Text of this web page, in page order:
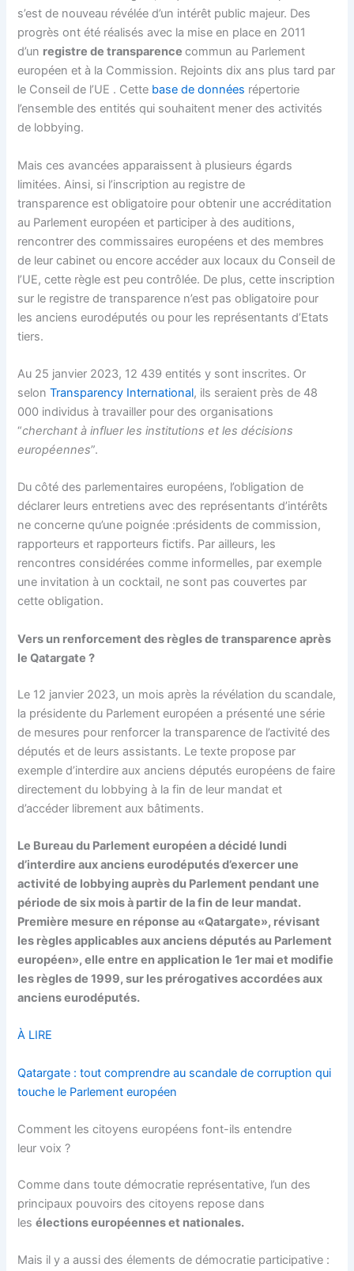
s’est de nouveau révélée d’un intérêt public majeur. Des
progrès ont été réalisés avec la mise en place en 2011
d’un registre de transparencecommun au Parlement
européen et à la Commission. Rejoints dix ans plus tard par
le Conseil de l’UE . Cette base de données répertorie
l’ensemble des entités qui souhaitent mener des activités
de lobbying.
Mais ces avancées apparaissent à plusieurs égards
limitées. Ainsi, si l’inscription au registre de
transparence est obligatoire pour obtenir une accréditation
au Parlement européen et participer à des auditions,
rencontrer des commissaires européens et des membres
de leur cabinet ou encore accéder aux locaux du Conseil de
l’UE, cette règle est peu contrôlée. De plus, cette inscription
sur le registre de transparence n’est pas obligatoire pour
les anciens eurodéputés ou pour les représentants d’Etats
tiers.
Au 25 janvier 2023, 12 439 entités y sont inscrites. Or
selonTransparency International, ils seraient près de 48
000 individus à travailler pour des organisations
“cherchant à influer les institutions et les décisions
européennes”.
Du côté des parlementaires européens, l’obligation de
déclarer leurs entretiens avec des représentants d’intérêts
ne concerne qu’une poignée :présidents de commission,
rapporteurs et rapporteurs fictifs. Par ailleurs, les
rencontres considérées comme informelles, par exemple
une invitation à un cocktail, ne sont pas couvertes par
cette obligation.
Vers un renforcement des règles de transparence après
le Qatargate ?
Le 12 janvier 2023, un mois après la révélation du scandale,
la présidente du Parlement européen a présenté une série
de mesures pour renforcer la transparence de l’activité des
députés et de leurs assistants. Le texte propose par
exemple d’interdire aux anciens députés européens de faire
directement du lobbying à la fin de leur mandat et
d’accéder librement aux bâtiments.
Le Bureau du Parlement européen a décidé lundi
d’interdire aux anciens eurodéputés d’exercer une
activité de lobbying auprès du Parlement pendant une
période de six mois à partir de la fin de leur mandat.
Première mesure en réponse au «Qatargate», révisant
les règles applicables aux anciens députés au Parlement
européen», elle entre en application le 1er mai et modifie
les règles de 1999, sur les prérogatives accordées aux
anciens eurodéputés.
À LIRE
Qatargate : tout comprendre au scandale de corruption qui
touche le Parlement européen
Comment les citoyens européens font-ils entendre
leur voix ?
Comme dans toute démocratie représentative, l’un des
principaux pouvoirs des citoyens repose dans
lesélections européennes et nationales.
Mais il y a aussi des élements de démocratie participative :